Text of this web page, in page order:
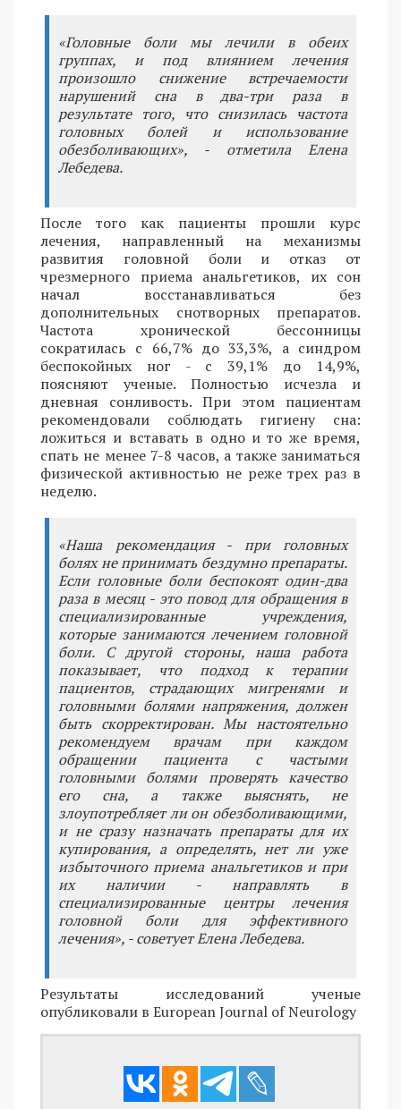
«Головные боли мы лечили в обеих
группах, и под влиянием лечения
произошло снижение встречаемости
нарушений сна в два-три раза в
результате того, что снизилась частота
головных болей и использование
обезболивающих», - отметила Елена
Лебедева.
После того как пациенты прошли курс
лечения, направленный на механизмы
развития головной боли и отказ от
чрезмерного приема анальгетиков, их сон
начал восстанавливаться без
дополнительных снотворных препаратов.
Частота хронической бессонницы
сократилась с 66,7% до 33,3%, а синдром
беспокойных ног - с 39,1% до 14,9%,
поясняют ученые. Полностью исчезла и
дневная сонливость. При этом пациентам
рекомендовали соблюдать гигиену сна:
ложиться и вставать в одно и то же время,
спать не менее 7-8 часов, а также заниматься
физической активностью не реже трех раз в
неделю.
«Наша рекомендация - при головных
болях не принимать бездумно препараты.
Если головные боли беспокоят один-два
раза в месяц - это повод для обращения в
специализированные учреждения,
которые занимаются лечением головной
боли. С другой стороны, наша работа
показывает, что подход к терапии
пациентов, страдающих мигренями и
головными болями напряжения, должен
быть скорректирован. Мы настоятельно
рекомендуем врачам при каждом
обращении пациента с частыми
головными болями проверять качество
его сна, а также выяснять, не
злоупотребляет ли он обезболивающими,
и не сразу назначать препараты для их
купирования, а определять, нет ли уже
избыточного приема анальгетиков и при
их наличии - направлять в
специализированные центры лечения
головной боли для эффективного
лечения», - советует Елена Лебедева.
Результаты исследований ученые
опубликовали в European Journal of Neurology